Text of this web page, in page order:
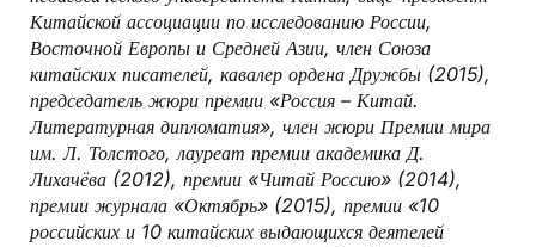
Китайской ассоциации по исследованию России,
Восточной Европы и Средней Азии, член Союза
китайских писателей, кавалер ордена Дружбы (2015),
председатель жюри премии «Россия – Китай.
Литературная дипломатия», член жюри Премии мира
им. Л. Толстого, лауреат премии академика Д.
Лихачёва (2012), премии «Читай Россию» (2014),
премии журнала «Октябрь» (2015), премии «10
российских и 10 китайских выдающихся деятелей